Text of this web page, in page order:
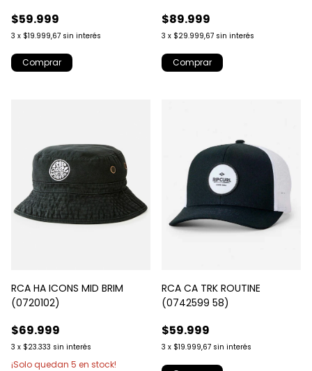
$59.999
3 x $19.999,67 sin interés
$89.999
3 x $29.999,67 sin interés
RCA HA ICONS MID BRIM
(0720102)
$69.999
3 x $23.333 sin interés
¡Solo quedan 5 en stock!
RCA CA TRK ROUTINE
(0742599 58)
$59.999
3 x $19.999,67 sin interés